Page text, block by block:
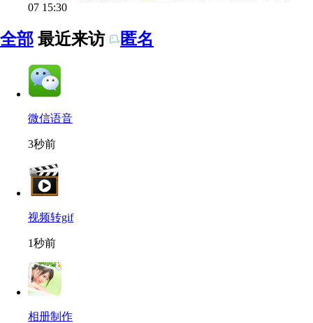
07 15:30
全部 最近来访 匿名
微信语音
3秒前
视频转gif
1秒前
相册制作